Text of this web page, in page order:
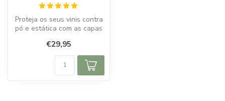
Proteja os seus vinis contra
pó e estática com as capas
€29,95